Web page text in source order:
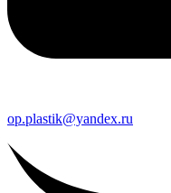
op.plastik@yandex.ru